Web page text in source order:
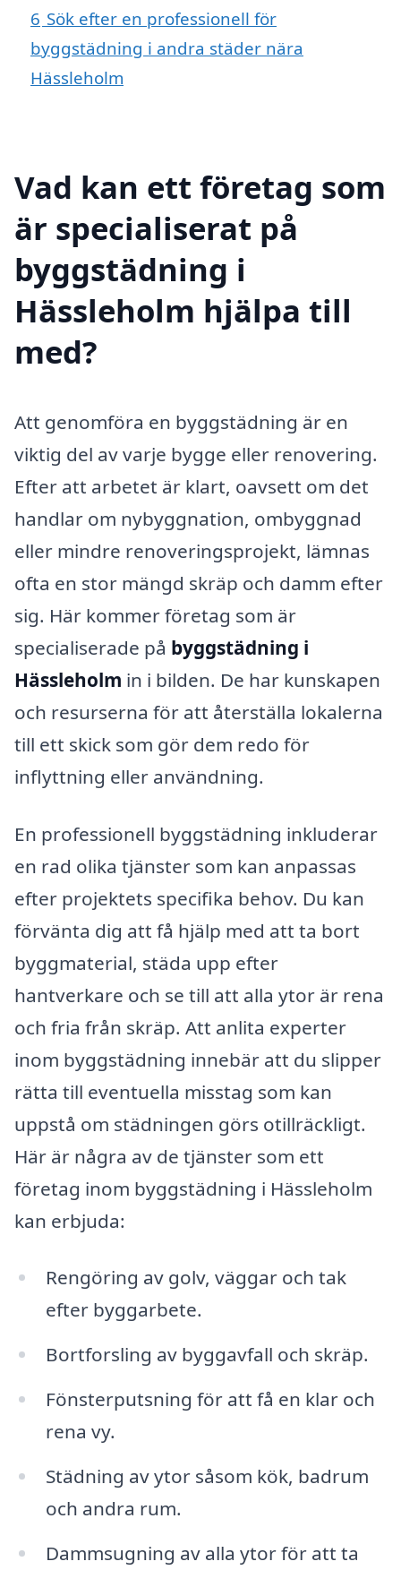
6 Sök efter en professionell för
byggstädning i andra städer nära
Hässleholm
Vad kan ett företag som
är specialiserat på
byggstädning i
Hässleholm hjälpa till
med?
Att genomföra en byggstädning är en
viktig del av varje bygge eller renovering.
Efter att arbetet är klart, oavsett om det
handlar om nybyggnation, ombyggnad
eller mindre renoveringsprojekt, lämnas
ofta en stor mängd skräp och damm efter
sig. Här kommer företag som är
specialiserade på byggstädning i
Hässleholm in i bilden. De har kunskapen
och resurserna för att återställa lokalerna
till ett skick som gör dem redo för
inflyttning eller användning.
En professionell byggstädning inkluderar
en rad olika tjänster som kan anpassas
efter projektets specifika behov. Du kan
förvänta dig att få hjälp med att ta bort
byggmaterial, städa upp efter
hantverkare och se till att alla ytor är rena
och fria från skräp. Att anlita experter
inom byggstädning innebär att du slipper
rätta till eventuella misstag som kan
uppstå om städningen görs otillräckligt.
Här är några av de tjänster som ett
företag inom byggstädning i Hässleholm
kan erbjuda:
Rengöring av golv, väggar och tak
efter byggarbete.
Bortforsling av byggavfall och skräp.
Fönsterputsning för att få en klar och
rena vy.
Städning av ytor såsom kök, badrum
och andra rum.
Dammsugning av alla ytor för att ta